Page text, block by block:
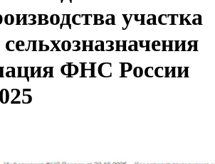
участка
ФНС России